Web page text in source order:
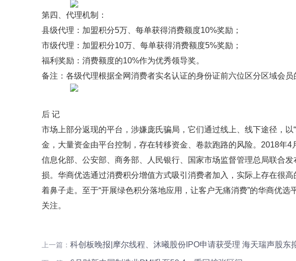
第四、代理机制：
县级代理：加盟积分5万、每单获得消费额度10%奖励；
市级代理：加盟积分10万、每单获得消费额度5%奖励；
福利奖励：消费额度的10%作为优秀领导奖。
备注：各级代理根据全网消费者实名认证的身份证前六位区分区域会员
后 记
市场上部分返现的平台，涉嫌庞氏骗局，它们通过线上、线下途径，以
金，大量资金由平台控制，存在转移资金、卷款跑路的风险。2018年
信息化部、公安部、商务部、人民银行、国家市场监督管理总局联合发
损。华商优选通过消费积分增值方式吸引消费者加入，实际上存在很
着鼻子走。至于“开展绿色积分落地应用，让客户无痛消费”的华商优
关注。
上一篇： 科创板晚报|摩尔线程、沐曦股份IPO申请获受理 海天瑞声股东